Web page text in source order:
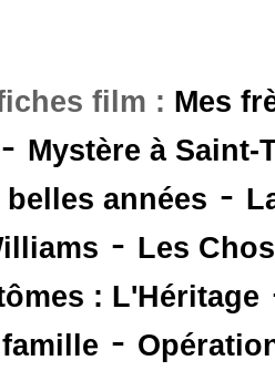
film : Mes
- Mystère à Saint-
années -
- Les
: L'Héritage
-